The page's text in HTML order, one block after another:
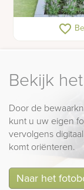
Gedenkteken
golfkop en kleine
favorite_border
Bekijk
Door de
kunt u uw eigen
vervolgens
komt oriënteren.
Naar het